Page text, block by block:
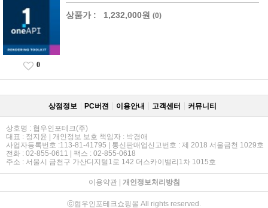
상품가 : 1,232,000원 (0)
0
상점정보 PC버젼 이용안내 고객센터 커뮤니티
상호명 : 협우인포테크(주)
대표 : 정지윤 | 개인정보 보호 책임자 : 박경애
사업자등록번호 :113-81-41795 | 통신판매업신고번호 : 제 2018 서울금천 1029호
전화 : 02-855-0611 | 팩스 : 02-855-0618
주소 : 서울시 금천구 가산디지털1로 142 더스카이밸리1차 1015호
이용약관| 개인정보처리방침
ⓒ협우인포테크쇼핑몰 All rights reserved.